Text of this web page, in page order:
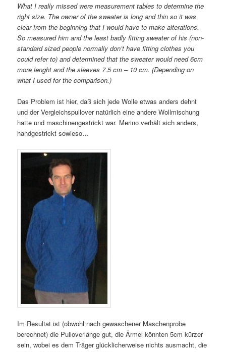
What I really missed were measurement tables to determine the
right size. The owner of the sweater is long and thin so it was
clear from the beginning that I would have to make alterations.
So measured him and the least badly fitting sweater of his (non-
standard sized people normally don’t have fitting clothes you
could refer to) and determined that the sweater would need 6cm
more lenght and the sleeves 7.5 cm – 10 cm. (Depending on
what I used for the comparison.)
Das Problem ist hier, daß sich jede Wolle etwas anders dehnt
und der Vergleichspullover natürlich eine andere Wollmischung
hatte und maschinengestrickt war. Merino verhält sich anders,
handgestrickt sowieso…
Im Resultat ist (obwohl nach gewaschener Maschenprobe
berechnet) die Pulloverlänge gut, die Ärmel könnten 5cm kürzer
sein, wobei es dem Träger glücklicherweise nichts ausmacht, die